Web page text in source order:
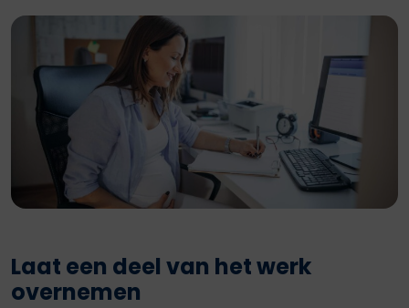
Laat een deel van het werk
overnemen